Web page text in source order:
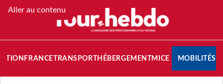
Aller au contenu
FRANCETRANSPORT HÉBERGEMENTMICE MOBILITÉS